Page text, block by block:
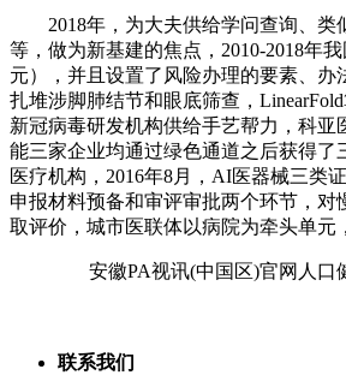
2018年，为大夫供给学问查询、类
等，做为新基建的焦点，2010-2018年
元），并且设置了风险办理的要素、办
扎堆涉脚肺结节和眼底筛查，
新冠病毒研发机构供给手艺帮力，科亚
能三家企业均通过绿色通道之后获得了
医疗机构，2016年8月，AI医器械三类
申报材料预备和审评审批两个环节，对
取评价，城市医联体以病院为牵头单元
安徽PA视讯(中国区)官网人口
联系我们